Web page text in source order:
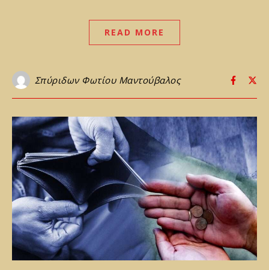
READ MORE
Σπύριδων Φωτίου Μαντούβαλος